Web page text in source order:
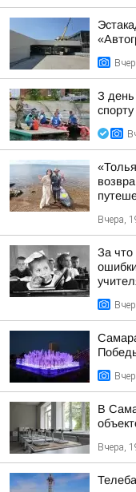
З
спорту
Вчера,
За
В
Вчера,